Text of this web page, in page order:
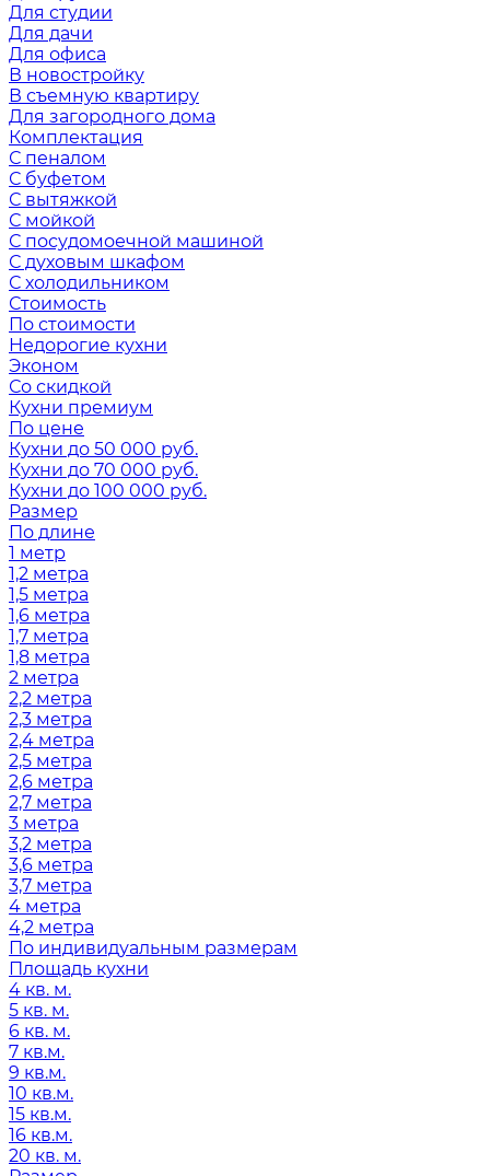
Для студии
Для дачи
Для офиса
В новостройку
В съемную квартиру
Для загородного дома
Комплектация
С пеналом
С буфетом
С вытяжкой
С мойкой
С посудомоечной машиной
С духовым шкафом
С холодильником
Стоимость
По стоимости
Недорогие кухни
Эконом
Со скидкой
Кухни премиум
По цене
Кухни до 50 000 руб.
Кухни до 70 000 руб.
Кухни до 100 000 руб.
Размер
По длине
1 метр
1,2 метра
1,5 метра
1,6 метра
1,7 метра
1,8 метра
2 метра
2,2 метра
2,3 метра
2,4 метра
2,5 метра
2,6 метра
2,7 метра
3 метра
3,2 метра
3,6 метра
3,7 метра
4 метра
4,2 метра
По индивидуальным размерам
Площадь кухни
4 кв. м.
5 кв. м.
6 кв. м.
7 кв.м.
9 кв.м.
10 кв.м.
15 кв.м.
16 кв.м.
20 кв. м.